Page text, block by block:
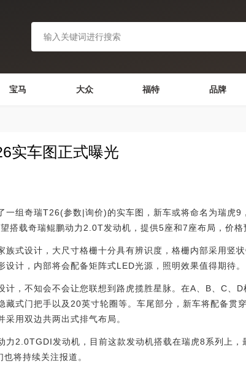
宝马 大众 福特 品牌
实车图正式曝光
瑞T26(参数|询价)的实车图，新车或将命名为瑞虎9，
搭载奇瑞鲲鹏动力2.0T发动机，提供5座和7座布局，价格
设计，大尺寸格栅十分具有辨识度，格栅内部采用竖状
计，内部将会配备矩阵式LED光源，照明效果值得期待。
，不知会不会让您联想到路虎揽胜星脉。在A、B、C、D
藏式门把手以及20英寸轮圈等。车尾部分，新车将配备贯
用双边共两出式排气布局。
2.0TGDI发动机，目前这款发动机搭载在瑞虎8系列上，
将持续关注报道。